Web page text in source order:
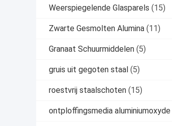
Weerspiegelende Glasparels (15)
Zwarte Gesmolten Alumina (11)
Granaat Schuurmiddelen (5)
gruis uit gegoten staal (5)
roestvrij staalschoten (15)
ontploffingsmedia aluminiumoxyde